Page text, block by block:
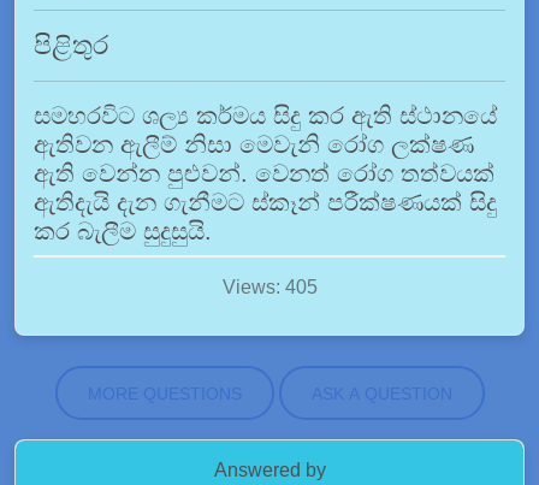
පිළිතුර
සමහරවිට ශල්‍ය කර්මය සිදු කර ඇති ස්ථානයේ
ඇතිවන ඇලීම් නිසා මෙවැනි රෝග ලක්ෂණ
ඇති වෙන්න පුළුවන්. වෙනත් රෝග තත්වයක්
ඇතිදැයි දැන ගැනීමට ස්කෑන් පරීක්ෂණයක් සිදු
කර බැලීම සුදුසුයි.
Views: 405
MORE QUESTIONS ASK A QUESTION
Answered by